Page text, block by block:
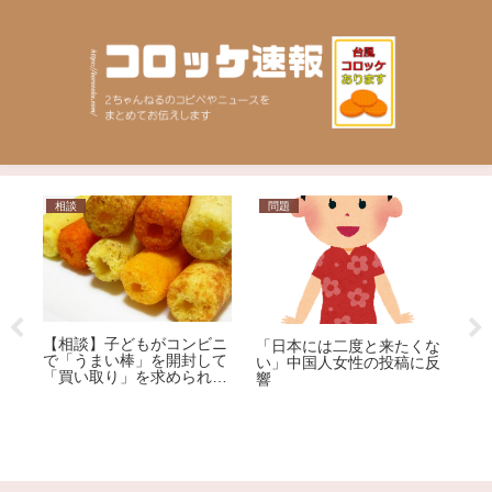
問題
「日本には二度と来たくな
い」中国人女性の投稿に反
響
ニュース
【社会】"松本騒動より悪